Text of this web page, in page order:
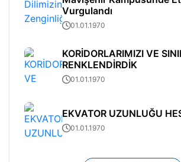
Vurgulandı
01.01.1970
KORİDORLARIMIZI VE
RENKLENDİRDİK
01.01.1970
EKVATOR UZUNLUĞU
01.01.1970